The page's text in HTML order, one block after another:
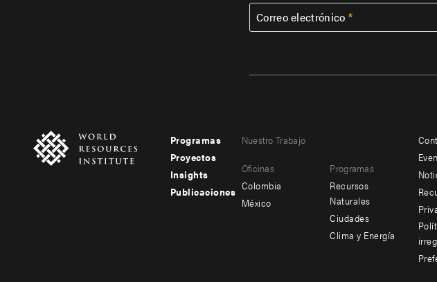
Correo electrónico
Footer
menu
-
Programas
Proyectos
Insights
Publicaciones
menu
-
Nuestro Trabajo
Oficinas
Colombia
México
Programas
Recursos
Naturales
Ciudades
Clima y Energía
-